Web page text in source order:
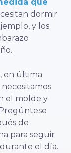
que
dormir
y los
en última
el molde y
de
para seguir
el día.